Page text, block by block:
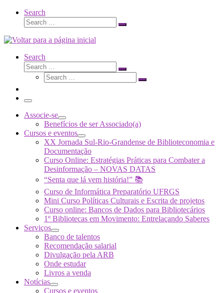
Search
Search
Search
Search
Search
Search
Search
Search
Menu
Associe-se
Benefícios de ser Associado(a)
Cursos e eventos
XX Jornada Sul-Rio-Grandense de Biblioteconomia e
Documentação
Curso Online: Estratégias Práticas para Combater a
Desinformação – NOVAS DATAS
“Senta que lá vem história!” 📚
Curso de Informática Preparatório UFRGS
Mini Curso Políticas Culturais e Escrita de projetos
Curso online: Bancos de Dados para Bibliotecários
1º Bibliotecas em Movimento: Entrelaçando Saberes
Serviços
Banco de talentos
Recomendação salarial
Divulgação pela ARB
Onde estudar
Livros a venda
Notícias
Cursos e eventos